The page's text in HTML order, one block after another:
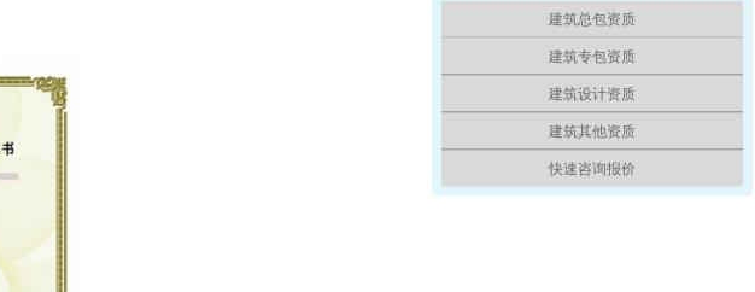
建筑总包资质
建筑专包资质
建筑设计资质
建筑其他资质
快速咨询报价